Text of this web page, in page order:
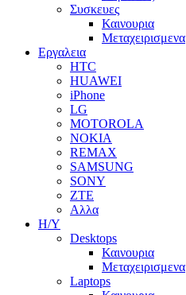
Συσκευες
Καινουρια
Μεταχειρισμενα
Εργαλεια
HTC
HUAWEI
iPhone
LG
MOTOROLA
NOKIA
REMAX
SAMSUNG
SONY
ZTE
Αλλα
Η/Υ
Desktops
Καινουρια
Μεταχειρισμενα
Laptops